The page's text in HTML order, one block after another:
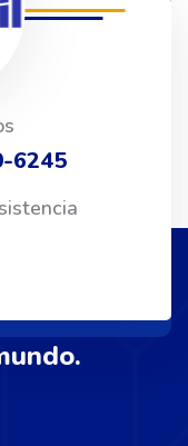
6245